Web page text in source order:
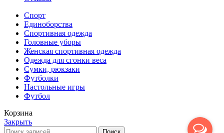
Спорт
Единоборства
Cпортивная одежда
Головные уборы
Женская спортивная одежда
Одежда для сгонки веса
Сумки, рюкзаки
Футболки
Настольные игры
Футбол
Корзина
Закрыть